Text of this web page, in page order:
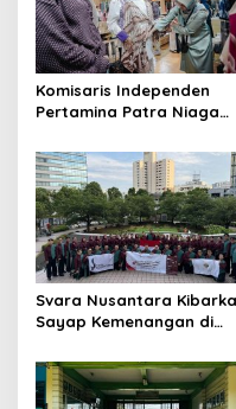
Komisaris Independen
Pertamina Patra Niaga
Mitra Binaan dengan
Sentuhan Kemanusiaan
Keberlanjutan
Svara Nusantara
Sayap Kemenangan di